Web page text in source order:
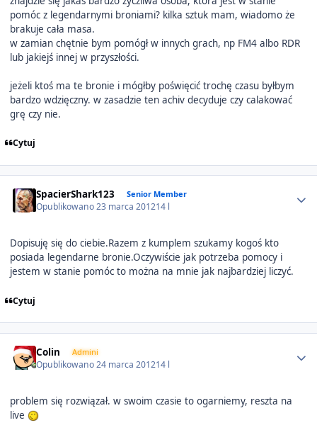
pomóc z legendarnymi broniami? kilka sztuk mam, wiadomo że
brakuje cała masa.
w zamian chętnie bym pomógł w innych grach, np FM4 albo RDR
lub jakiejś innej w przyszłości.
jeżeli ktoś ma te bronie i mógłby poświęcić trochę czasu byłbym
bardzo wdzięczny. w zasadzie ten achiv decyduje czy calakować
grę czy nie.
Cytuj
SpacierShark123 Senior Member
Opublikowano23 marca 201214 l
Dopisuję się do ciebie.Razem z kumplem szukamy kogoś kto
posiada legendarne bronie.Oczywiście jak potrzeba pomocy i
jestem w stanie pomóc to można na mnie jak najbardziej liczyć.
Cytuj
Colin Admini
Opublikowano24 marca 201214 l
problem się rozwiązał. w swoim czasie to ogarniemy, reszta na
live